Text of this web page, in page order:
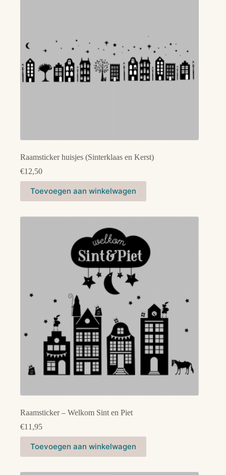
Raamsticker huisjes (Sinterklaas en Kerst)
€12,50
Toevoegen aan winkelwagen
Raamsticker – Welkom Sint en Piet
€11,95
Toevoegen aan winkelwagen